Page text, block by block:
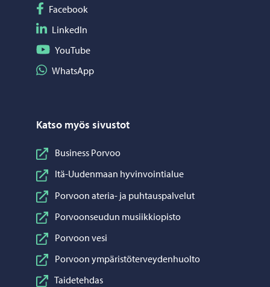
Seuraa Facebook
Facebook
Seuraa LinkedIn
LinkedIn
Seuraa YouTube
YouTube
Jaa WhatsApp
WhatsApp
Katso myös sivustot
Business Porvoo
Itä-Uudenmaan hyvinvointialue
Porvoon ateria- ja puhtauspalvelut
Porvoonseudun musiikkiopisto
Porvoon vesi
Porvoon ympäristöterveydenhuolto
Taidetehdas